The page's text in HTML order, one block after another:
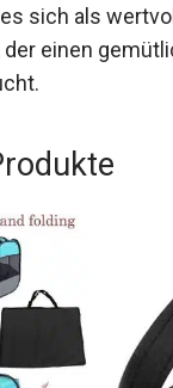
sich als
der einen